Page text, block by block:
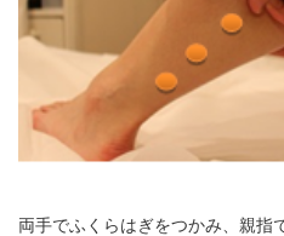
両手でふくらはぎをつかみ、親指